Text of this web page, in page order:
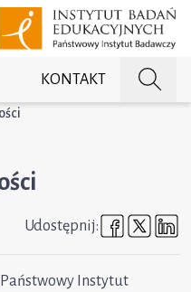
KONTAKT
Udostępnij:
Instytut